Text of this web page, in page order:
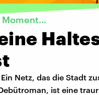
Moment…
Netz, das die Stadt
ist eine